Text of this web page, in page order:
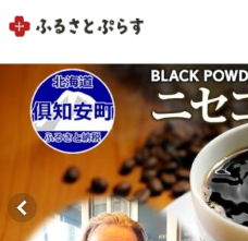
マイメニュー
マイページ
お気に入り
メニュー